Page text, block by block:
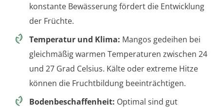
konstante Bewässerung fördert die Entwicklung
der Früchte.
Temperatur und Klima: Mangos gedeihen bei
gleichmäßig warmen Temperaturen zwischen 24
und 27 Grad Celsius. Kälte oder extreme Hitze
können die Fruchtbildung beeinträchtigen.
Bodenbeschaffenheit: Optimal sind gut